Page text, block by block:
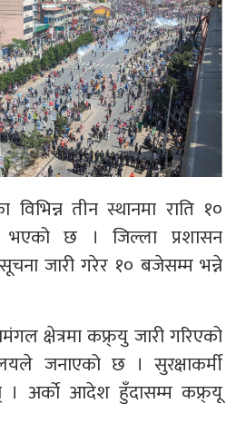
तीन स्थानमा राति १०
छ । जिल्ला प्रशासन
जारी गरेर १० बजेसम्म भन्ने
क्षेत्रमा कफ्र्यु जारी गरिएको
जनाएको छ । सुरक्षाकर्मी
। अर्काे आदेश हुँदासम्म कफ्र्यू